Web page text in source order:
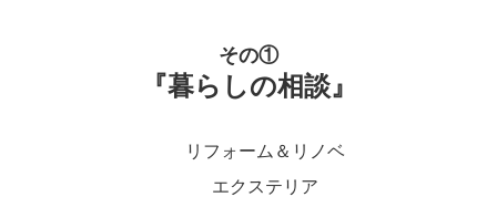
その①
『暮らしの相談』
リフォーム＆リノベ
エクステリア